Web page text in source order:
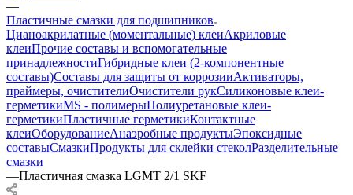
—
Пластичные смазки для подшипников
Цианоакрилатные (моментальные) клеиАкриловые
клеиПрочие составы и вспомогательные
принадлежностиГибридные клеи (2-компонентные
составы)Составы для защиты от коррозииАктиваторы,
праймеры, очистителиОчистители рукСиликоновые клеи-
герметикиMS - полимерыПолиуретановые клеи-
герметикиПластичные герметикиКонтактные
клеиОборудованиеАнаэробные продуктыЭпоксидные
составыСмазкиПродукты для склейки стеколРазделительные
смазки
—Пластичная смазка LGMT 2/1 SKF